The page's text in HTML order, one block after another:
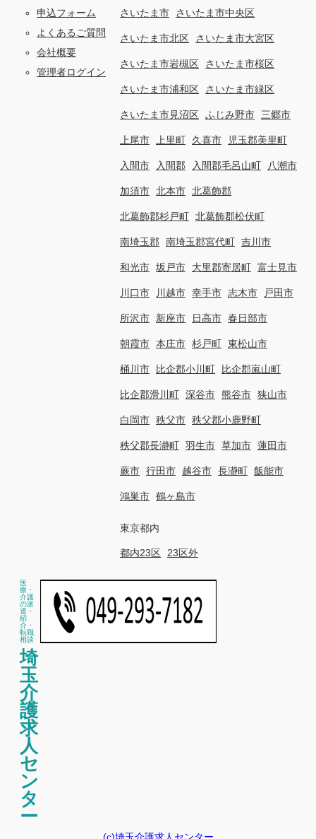
申込フォーム
よくあるご質問
会社概要
管理者ログイン
さいたま市 さいたま市中央区
さいたま市北区 さいたま市大宮区
さいたま市岩槻区 さいたま市桜区
さいたま市浦和区 さいたま市緑区
さいたま市見沼区 ふじみ野市 三郷市
上尾市 上里町 久喜市 児玉郡美里町
入間市 入間郡 入間郡毛呂山町 八潮市
加須市 北本市 北葛飾郡
北葛飾郡杉戸町 北葛飾郡松伏町
南埼玉郡 南埼玉郡宮代町 吉川市
和光市 坂戸市 大里郡寄居町 富士見市
川口市 川越市 幸手市 志木市 戸田市
所沢市 新座市 日高市 春日部市
朝霞市 本庄市 杉戸町 東松山市
桶川市 比企郡小川町 比企郡嵐山町
比企郡滑川町 深谷市 熊谷市 狭山市
白岡市 秩父市 秩父郡小鹿野町
秩父郡長瀞町 羽生市 草加市 蓮田市
蕨市 行田市 越谷市 長瀞町 飯能市
鴻巣市 鶴ヶ島市
東京都内
都内23区 23区外
医
療・
介護
の派
遣・
紹
介・
転職
相談
埼
玉
介
護
求
人
セ
ン
タ
ー
(c)埼玉介護求人センター